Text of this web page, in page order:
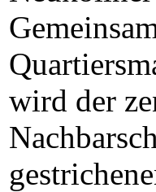
wird der